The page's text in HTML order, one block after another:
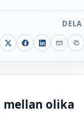
DELA
olika